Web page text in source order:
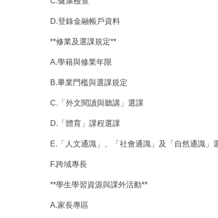
D.登錄金融帳戶資料
**修業及選課規定**
A.學籍與修業年限
B.畢業門檻與選課規定
C.「外文閱讀與聽講」選課
D.「體育」課程選課
E.「人文通識」、「社會通識」及「自然通識」
F.跨域專長
**學生學習資源與課外活動**
A.家長專區